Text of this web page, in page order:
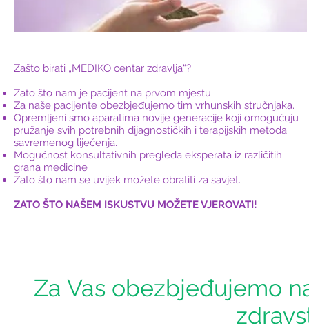
Zašto birati „MEDIKO centar zdravlja“?
Zato što nam je pacijent na prvom mjestu.
Za naše pacijente obezbjeđujemo tim vrhunskih stručnjaka.
Opremljeni smo aparatima novije generacije koji omogućuju
pružanje svih potrebnih dijagnostičkih i terapijskih metoda
savremenog liječenja.
Mogućnost konsultativnih pregleda eksperata iz različitih
grana medicine
Zato što nam se uvijek možete obratiti za savjet.
ZATO ŠTO NAŠEM ISKUSTVU MOŽETE VJEROVATI!
Za Vas obezbjeđujemo